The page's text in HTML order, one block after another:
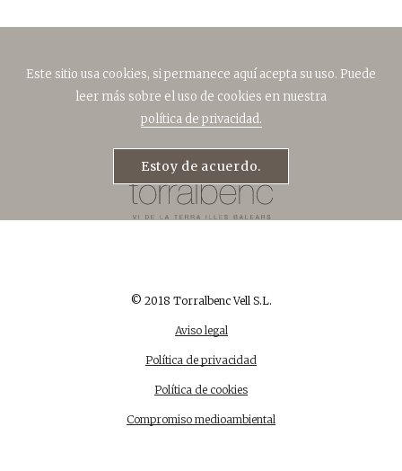
© 2018 Torralbenc Vell S.L.
Aviso legal
Política de privacidad
Política de cookies
Compromiso medioambiental
Este sitio usa cookies, si permanece aquí acepta su uso. Puede
leer más sobre el uso de cookies en nuestra
política de privacidad.
Estoy de acuerdo.